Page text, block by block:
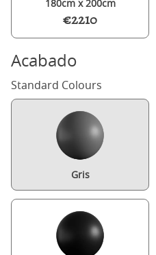
180cm x 200cm
€2210
Acabado
Standard Colours
Gris